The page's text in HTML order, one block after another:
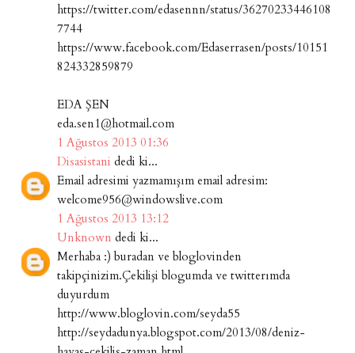
https://twitter.com/edasennn/status/36270233446108
7744
https://www.facebook.com/Edaserrasen/posts/10151
824332859879
EDA ŞEN
eda.sen1@hotmail.com
1 Ağustos 2013 01:36
Disasistani dedi ki...
Email adresimi yazmamışım email adresim:
welcome956@windowslive.com
1 Ağustos 2013 13:12
Unknown dedi ki...
Merhaba :) buradan ve bloglovinden
takipçinizim.Çekilişi blogumda ve twitterımda
duyurdum
http://www.bloglovin.com/seyda55
http://seydadunya.blogspot.com/2013/08/deniz-